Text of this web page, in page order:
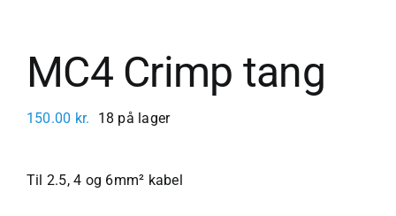
MC4 Crimp tang
150.00 kr. 18 på lager
Til 2.5, 4 og 6mm² kabel